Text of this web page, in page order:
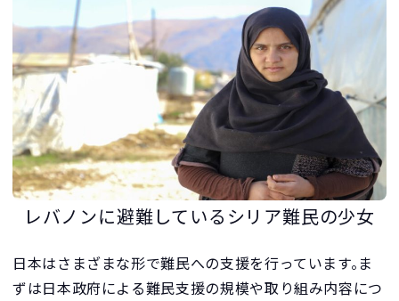
レバノンに避難しているシリア難民の少女
日本はさまざまな形で難民への支援を行っています。ま
ずは日本政府による難民支援の規模や取り組み内容につ